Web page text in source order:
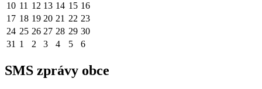
10 11 12 13 14 15 16
17 18 19 20 21 22 23
24 25 26 27 28 29 30
31 1 2 3 4 5 6
SMS zprávy obce